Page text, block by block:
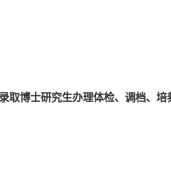
取博士研究生办理体检、调档、